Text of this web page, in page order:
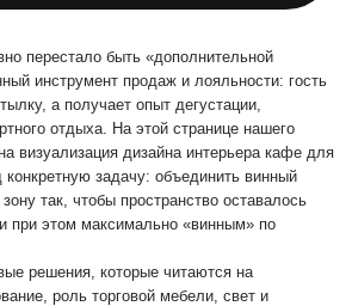
перестало быть «дополнительной
инструмент продаж и лояльности: гость
а получает опыт дегустации,
отдыха. На этой странице нашего
визуализация дизайна интерьера кафе для
конкретную задачу: объединить винный
так, чтобы пространство оставалось
при этом максимально «винным» по
решения, которые читаются на
роль торговой мебели, свет и